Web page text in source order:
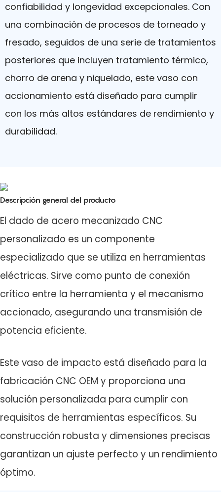
confiabilidad y longevidad excepcionales. Con
una combinación de procesos de torneado y
fresado, seguidos de una serie de tratamientos
posteriores que incluyen tratamiento térmico,
chorro de arena y niquelado, este vaso con
accionamiento está diseñado para cumplir
con los más altos estándares de rendimiento y
durabilidad.
Descripción general del producto
El dado de acero mecanizado CNC
personalizado es un componente
especializado que se utiliza en herramientas
eléctricas. Sirve como punto de conexión
crítico entre la herramienta y el mecanismo
accionado, asegurando una transmisión de
potencia eficiente.
Este vaso de impacto está diseñado para la
fabricación CNC OEM y proporciona una
solución personalizada para cumplir con
requisitos de herramientas específicos. Su
construcción robusta y dimensiones precisas
garantizan un ajuste perfecto y un rendimiento
óptimo.